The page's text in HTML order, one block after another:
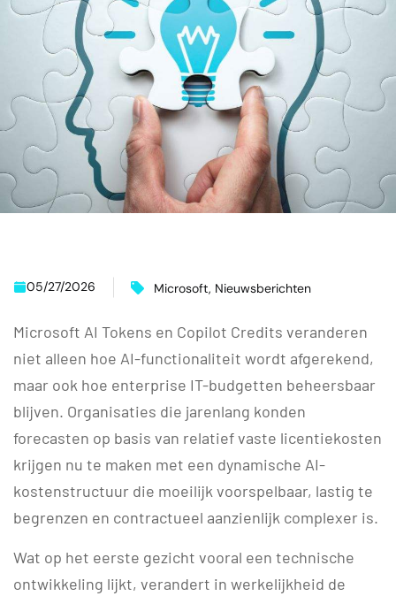
05/27/2026 Microsoft, Nieuwsberichten
Microsoft AI Tokens en Copilot Credits veranderen
niet alleen hoe AI-functionaliteit wordt afgerekend,
maar ook hoe enterprise IT-budgetten beheersbaar
blijven. Organisaties die jarenlang konden
forecasten op basis van relatief vaste licentiekosten
krijgen nu te maken met een dynamische AI-
kostenstructuur die moeilijk voorspelbaar, lastig te
begrenzen en contractueel aanzienlijk complexer is.
Wat op het eerste gezicht vooral een technische
ontwikkeling lijkt, verandert in werkelijkheid de